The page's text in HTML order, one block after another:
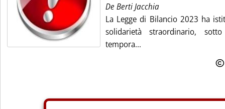
De Berti Jacchia
La Legge di Bilancio 2023 ha
solidarietà straordinario,
tempora...